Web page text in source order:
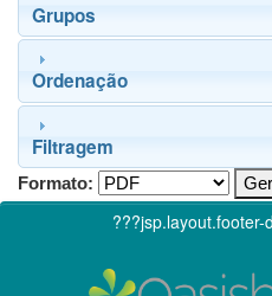
Grupos
Ordenação
Filtragem
Formato: